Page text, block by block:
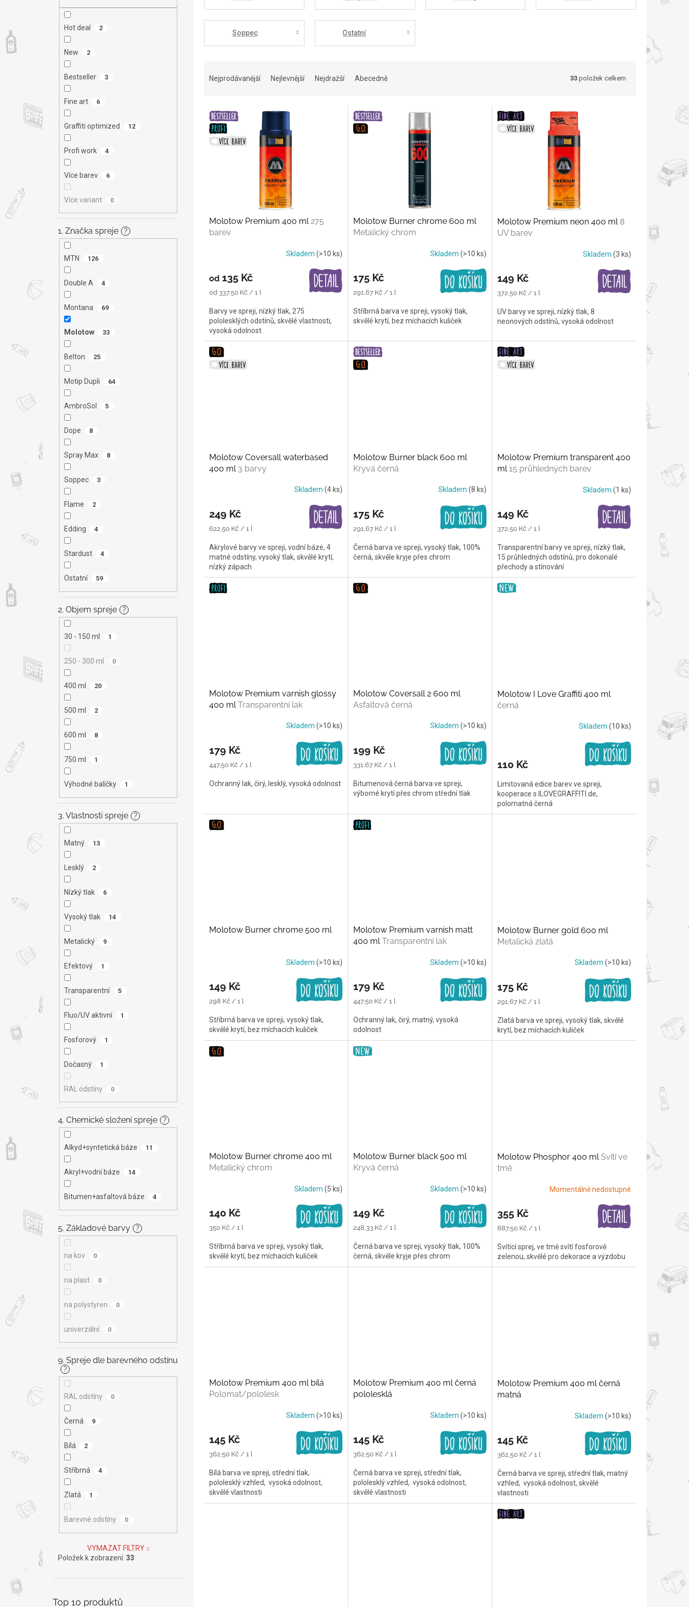
Hot deal 2
New 2
Bestseller 3
Fine art 6
Graffiti optimized 12
Profi work 4
Více barev 6
Více variant 0
1. Značka spreje ?
MTN 126
Double A 4
Montana 69
Molotow 33
Belton 25
Motip Dupli 64
AmbroSol 5
Dope 8
Spray Max 8
Soppec 3
Flame 2
Edding 4
Stardust 4
Ostatní 59
2. Objem spreje ?
30 - 150 ml 1
250 - 300 ml 0
400 ml 20
500 ml 2
600 ml 8
750 ml 1
Výhodné balíčky 1
3. Vlastnosti spreje ?
Matný 13
Lesklý 2
Nízký tlak 6
Vysoký tlak 14
Metalický 9
Efektový 1
Transparentní 5
Fluo/UV aktivní 1
Fosforový 1
Dočasný 1
RAL odstíny 0
4. Chemické složení spreje ?
Alkyd+syntetická báze 11
Akryl+vodní báze 14
Bitumen+asfaltová báze 4
5. Základové barvy ?
na kov 0
na plast 0
na polystyren 0
univerzální 0
9. Spreje dle barevného odstínu
?
RAL odstíny 0
Černá 9
Bílá 2
Stříbrná 4
Zlatá 1
Barevné odstíny 0
VYMAZAT FILTRY
Položek k zobrazení: 33
Top 10 produktů
Soppec Ostatní
n
p
Nejprodávanější Nejlevnější Nejdražší Abecedně 33 položek celkem
V
p
Molotow Premium 400 ml275
barev
Skladem (>10 ks)
od 135 Kč
Měrná
od 337,50 Kč / 1 l
Barvy ve spreji, nízký tlak, 275
pololesklých odstínů, skvělé vlastnosti,
vysoká odolnost
Molotow Burner chrome 600 ml
Metalický chrom
Skladem (>10 ks)
175 Kč
Měrná
291,67 Kč / 1 l
Stříbrná barva ve spreji, vysoký tlak,
skvělé krytí, bez míchacích kuliček
Molotow Premium neon 400 ml 8
UV barev
Skladem (3 ks)
149 Kč
Měrná
372,50 Kč / 1 l
UV barvy ve spreji, nízký tlak, 8
neonových odstínů, vysoká odolnost
Molotow Coversall waterbased
400 ml 3 barvy
Skladem (4 ks)
249 Kč
Měrná
622,50 Kč / 1 l
Akrylové barvy ve spreji, vodní báze, 4
matné odstíny, vysoký tlak, skvělé krytí,
nízký zápach
Molotow Burner black 600 ml
Kryvá černá
Skladem (8 ks)
175 Kč
Měrná
291,67 Kč / 1 l
Černá barva ve spreji, vysoký tlak, 100%
černá, skvěle kryje přes chrom
Molotow Premium transparent 400
ml15 průhledných barev
Skladem (1 ks)
149 Kč
Měrná
372,50 Kč / 1 l
Transparentní barvy ve spreji, nízký tlak,
15 průhledných odstínů, pro dokonalé
přechody a stínování
Molotow Premium varnish glossy
400 mlTransparentní lak
Skladem (>10 ks)
179 Kč
Měrná
447,50 Kč / 1 l
Ochranný lak, čirý, lesklý, vysoká odolnost
Molotow Coversall 2 600 ml
Asfaltová černá
Skladem (>10 ks)
199 Kč
Měrná
331,67 Kč / 1 l
Bitumenová černá barva ve spreji,
výborné krytí přes chrom střední tlak
Molotow I Love Graffiti 400 ml
černá
Skladem (10 ks)
110 Kč
Limitovaná edice barev ve spreji,
kooperace s ILOVEGRAFFITI.de,
polomatná černá
Molotow Burner chrome 500 ml
Skladem (>10 ks)
149 Kč
Měrná
298 Kč / 1 l
Stříbrná barva ve spreji, vysoký tlak,
skvělé krytí, bez míchacích kuliček
Molotow Premium varnish matt
400 mlTransparentní lak
Skladem (>10 ks)
179 Kč
Měrná
447,50 Kč / 1 l
Ochranný lak, čirý, matný, vysoká
odolnost
Molotow Burner gold 600 ml
Metalická zlatá
Skladem (>10 ks)
175 Kč
Měrná
291,67 Kč / 1 l
Zlatá barva ve spreji, vysoký tlak, skvělé
krytí, bez míchacích kuliček
Molotow Burner chrome 400 ml
Metalický chrom
Skladem (5 ks)
140 Kč
Měrná
350 Kč / 1 l
Stříbrná barva ve spreji, vysoký tlak,
skvělé krytí, bez míchacích kuliček
Molotow Burner black 500 ml
Kryvá černá
Skladem (>10 ks)
149 Kč
Měrná
248,33 Kč / 1 l
Černá barva ve spreji, vysoký tlak, 100%
černá, skvěle kryje přes chrom
Molotow Phosphor 400 mlSvítí ve
tmě
Momentálně nedostupné
355 Kč
Měrná
887,50 Kč / 1 l
Svítící sprej, ve tmě svítí fosforově
zelenou, skvělé pro dekorace a výzdobu
Molotow Premium 400 ml bílá
Polomat/pololesk
Skladem (>10 ks)
145 Kč
Měrná
362,50 Kč / 1 l
Bílá barva ve spreji, střední tlak,
pololesklý vzhled, vysoká odolnost,
skvělé vlastnosti
Molotow Premium 400 ml černá
pololesklá
Skladem (>10 ks)
145 Kč
Měrná
362,50 Kč / 1 l
Černá barva ve spreji, střední tlak,
pololesklý vzhled, vysoká odolnost,
skvělé vlastnosti
Molotow Premium 400 ml černá
matná
Skladem (>10 ks)
145 Kč
Měrná
362,50 Kč / 1 l
Černá barva ve spreji, střední tlak, matný
vzhled, vysoká odolnost, skvělé
vlastnosti